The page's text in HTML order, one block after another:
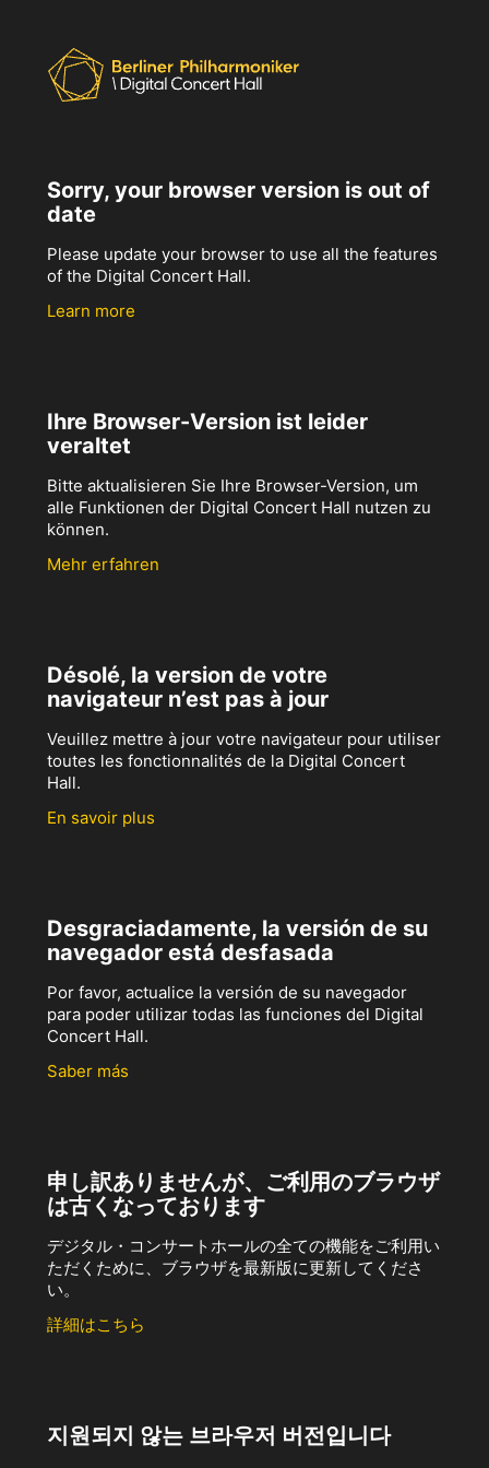
Sorry, your browser version is out of
date
Please update your browser to use all the features
of the Digital Concert Hall.
Learn more
Ihre Browser-Version ist leider
veraltet
Bitte aktualisieren Sie Ihre Browser-Version, um
alle Funktionen der Digital Concert Hall nutzen zu
können.
Mehr erfahren
Désolé, la version de votre
navigateur n’est pas à jour
Veuillez mettre à jour votre navigateur pour utiliser
toutes les fonctionnalités de la Digital Concert
Hall.
En savoir plus
Desgraciadamente, la versión de su
navegador está desfasada
Por favor, actualice la versión de su navegador
para poder utilizar todas las funciones del Digital
Concert Hall.
Saber más
申し訳ありませんが、ご利用のブラウザ
は古くなっております
デジタル・コンサートホールの全ての機能をご利用い
ただくために、ブラウザを最新版に更新してくださ
い。
詳細はこちら
지원되지 않는 브라우저 버전입니다